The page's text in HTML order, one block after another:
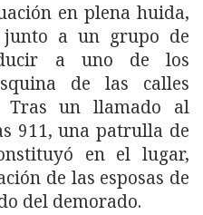
en plena huida,
a un grupo de
a uno de los
de las calles
Tras un llamado al
911, una patrulla de
en el lugar,
de las esposas de
del demorado.